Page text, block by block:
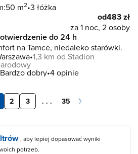
50 m2 3 łóżka
od483 zł
za 1 noc, 2 osoby
do 24 h
na Tamce, niedaleko starówki.
1,3 km od Stadion
Bardzo dobry 4 opinie
2 3 . . . 35
, aby lepiej dopasować wyniki
potrzeb.